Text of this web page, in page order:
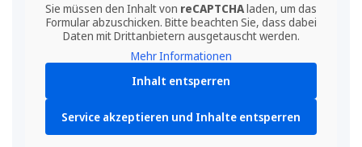
Sie müssen den Inhalt von reCAPTCHAladen, um das
Formular abzuschicken. Bitte beachten Sie, dass dabei
Daten mit Drittanbietern ausgetauscht werden.
Mehr Informationen
Inhalt entsperren
Service akzeptieren und Inhalte entsperren